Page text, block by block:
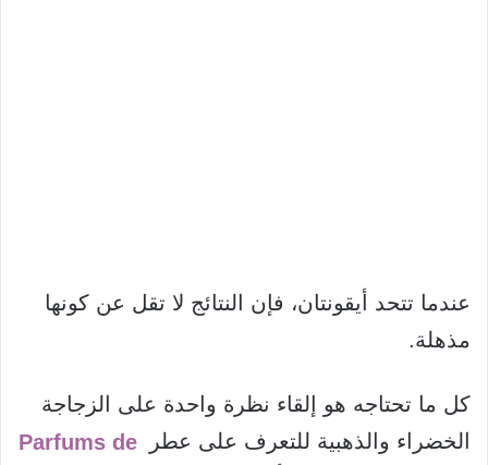
عندما تتحد أيقونتان، فإن النتائج لا تقل عن كونها
مذهلة.
كل ما تحتاجه هو إلقاء نظرة واحدة على الزجاجة
الخضراء والذهبية للتعرف على عطر
Parfums de